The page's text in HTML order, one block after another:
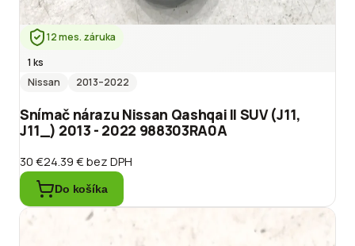
12 mes. záruka
1 ks
Nissan
2013–2022
Snímač nárazu Nissan Qashqai II SUV (J11,
J11_) 2013 - 2022 988303RA0A
30 €24.39 €bez DPH
Do košíka